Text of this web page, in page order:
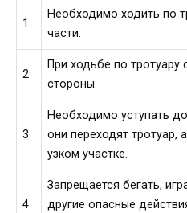
1
Необходимо ходить по
части.
2
При ходьбе по тротуару
стороны.
3
Необходимо уступать
они переходят тротуар,
узком участке.
4
Запрещается бегать,
другие опасные